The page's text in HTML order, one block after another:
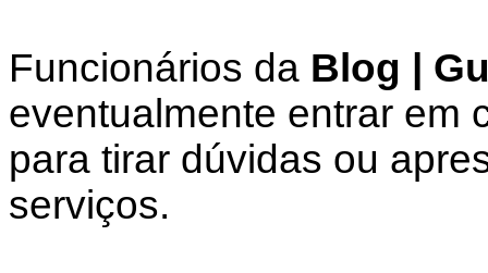
Funcionários da Blog |
eventualmente entrar em
para tirar dúvidas ou
serviços.